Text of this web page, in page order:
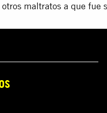
maltratos a que fue